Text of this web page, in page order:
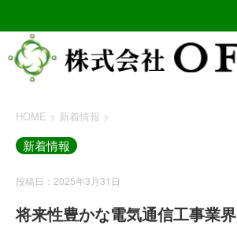
HOME > 新着情報 >
新着情報
投稿日：2025年3月31日
将来性豊かな電気通信工事業界